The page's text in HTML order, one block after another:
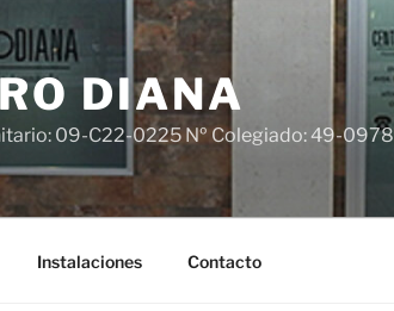
DIANA
09-C22-0225 Nº Colegiado: 49-0978
Instalaciones Contacto